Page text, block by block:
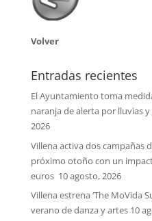
Volver
Entradas recientes
El Ayuntamiento toma
naranja de alerta por lluvias
2026
Villena activa dos campañas
próximo otoño con un
euros 10 agosto, 2026
Villena estrena ‘The MoVida
verano de danza y artes 10